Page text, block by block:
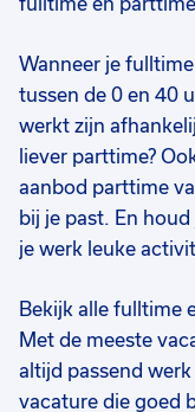
€ 14,99-€ 16,00 p.u.
Wanneer je
tussen de 0 en 40
werkt zijn
liever parttime?
aanbod parttime
bij je past. En
je werk leuke
Bekijk alle fulltime
Met de meeste
altijd passend
vacature die goed